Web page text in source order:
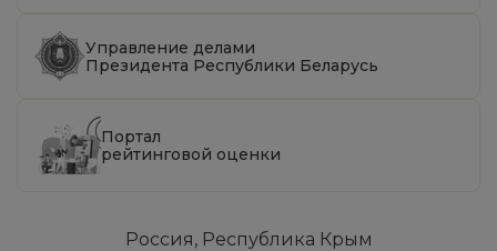
Управление делами
Президента Республики Беларусь
Портал
рейтинговой оценки
Россия, Республика Крым